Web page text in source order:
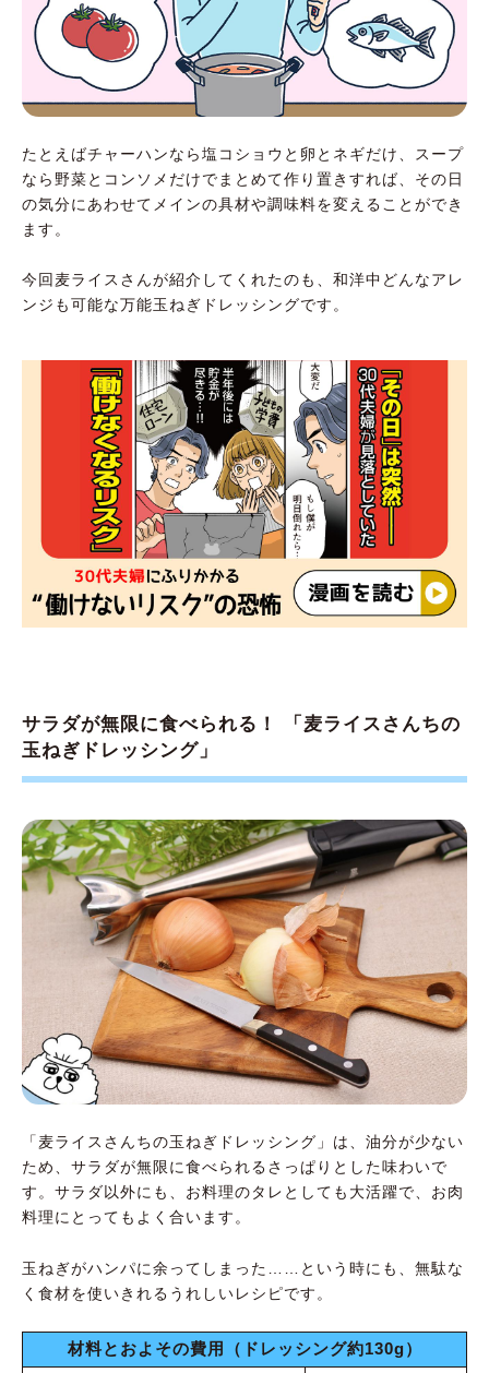
たとえばチャーハンなら塩コショウと卵とネギだけ、スープ
なら野菜とコンソメだけでまとめて作り置きすれば、その日
の気分にあわせてメインの具材や調味料を変えることができ
ます。
今回麦ライスさんが紹介してくれたのも、和洋中どんなアレ
ンジも可能な万能玉ねぎドレッシングです。
サラダが無限に食べられる！ 「麦ライスさんちの
玉ねぎドレッシング」
「麦ライスさんちの玉ねぎドレッシング」は、油分が少ない
ため、サラダが無限に食べられるさっぱりとした味わいで
す。サラダ以外にも、お料理のタレとしても大活躍で、お肉
料理にとってもよく合います。
玉ねぎがハンパに余ってしまった……という時にも、無駄な
く食材を使いきれるうれしいレシピです。
材料とおよその費用（ドレッシング約130g）